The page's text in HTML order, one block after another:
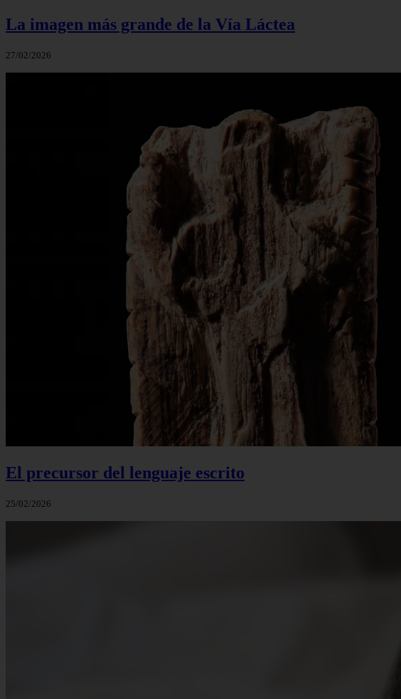
La imagen más grande de la Vía Láctea
27/02/2026
El precursor del lenguaje escrito
25/02/2026